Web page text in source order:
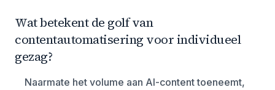
Wat betekent de golf van
contentautomatisering voor individueel
gezag?
Naarmate het volume aan AI-content toeneemt,